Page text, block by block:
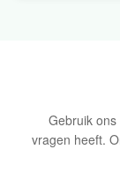
Gebruik
vragen heeft.